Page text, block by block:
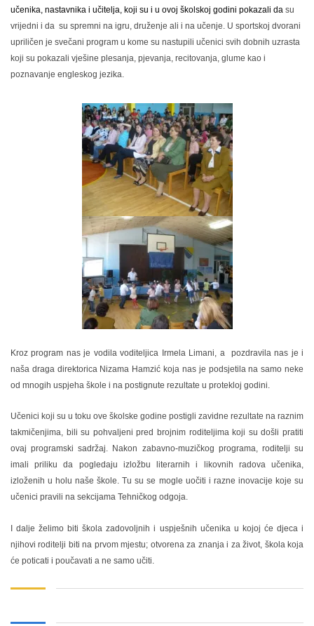
učenika, nastavnika i učitelja, koji su i u ovoj školskoj godini pokazali da su
vrijedni i da su spremni na igru, druženje ali i na učenje. U sportskoj dvorani
upriličen je svečani program u kome su nastupili učenici svih dobnih uzrasta
koji su pokazali vješine plesanja, pjevanja, recitovanja, glume kao i
poznavanje engleskog jezika.
Kroz program nas je vodila voditeljica Irmela Limani, a pozdravila nas je i
naša draga direktorica Nizama Hamzić koja nas je podsjetila na samo neke
od mnogih uspjeha škole i na postignute rezultate u protekloj godini.
Učenici koji su u toku ove školske godine postigli zavidne rezultate na raznim
takmičenjima, bili su pohvaljeni pred brojnim roditeljima koji su došli pratiti
ovaj programski sadržaj. Nakon zabavno-muzičkog programa, roditelji su
imali priliku da pogledaju izložbu literarnih i likovnih radova učenika,
izloženih u holu naše škole. Tu su se mogle uočiti i razne inovacije koje su
učenici pravili na sekcijama Tehničkog odgoja.
I dalje želimo biti škola zadovoljnih i uspješnih učenika u kojoj će djeca i
njihovi roditelji biti na prvom mjestu; otvorena za znanja i za život, škola koja
će poticati i poučavati a ne samo učiti.